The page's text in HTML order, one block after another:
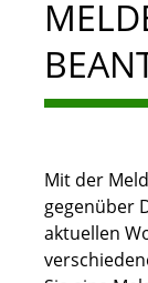
Mit der
gegenüber
aktuellen